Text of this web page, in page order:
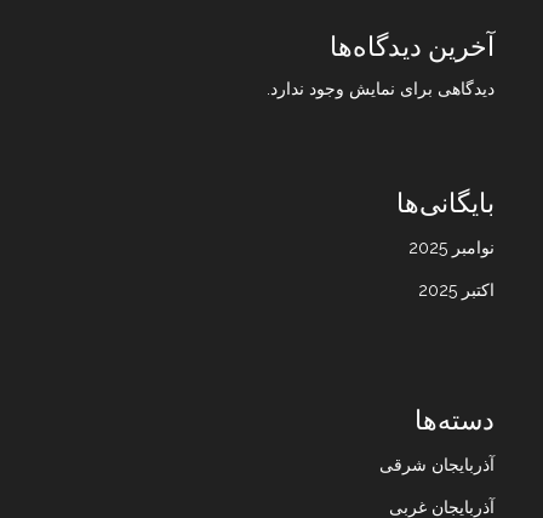
آخرین دیدگاه‌ها
دیدگاهی برای نمایش وجود ندارد.
بایگانی‌ها
نوامبر 2025
اکتبر 2025
دسته‌ها
آذربایجان شرقی
آذربایجان غربی